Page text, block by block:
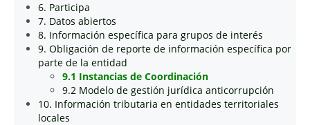
6. Participa
7. Datos abiertos
8. Información específica para grupos de interés
9. Obligación de reporte de información específica por
parte de la entidad
9.1 Instancias de Coordinación
9.2 Modelo de gestión jurídica anticorrupción
10. Información tributaria en entidades territoriales
locales